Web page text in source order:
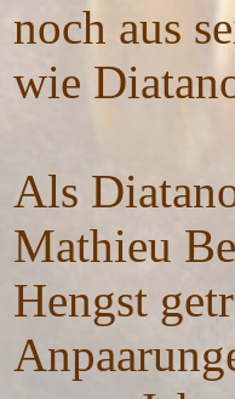
noch aus
wie
Als
Mathieu
Hengst